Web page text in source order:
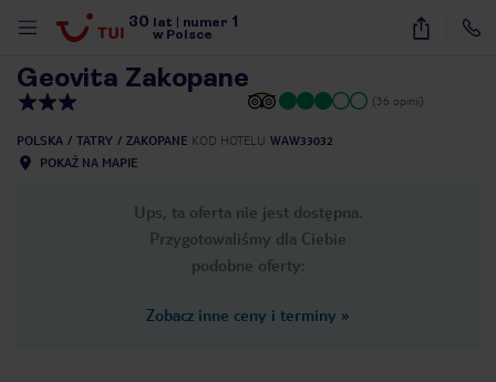
30 lat numer 1
w Polsce
36
Geovita Zakopane
(36 opinii)
POLSKA TATRY ZAKOPANE KOD HOTELU WAW33032
POKAŻ NA MAPIE
Ups, ta oferta nie jest dostępna.
Przygotowaliśmy dla Ciebie
podobne oferty:
Zobacz inne ceny i terminy »